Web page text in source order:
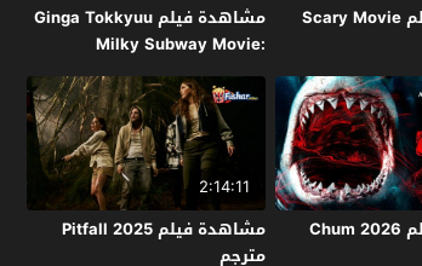
مشاهدة فيلم Scary Movie
مشاهدة فيلم Ginga Tokkyuu
Milky Subway Movie:
Kakueki Teisha Gekijou Yuki
2026 مترجم
مشاهدة فيلم Chum 2026
2:14:11
مشاهدة فيلم Pitfall 2025
مترجم